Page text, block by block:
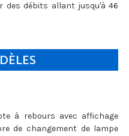
des débits allant jusqu'à 46
à rebours avec affichage
de changement de lampe